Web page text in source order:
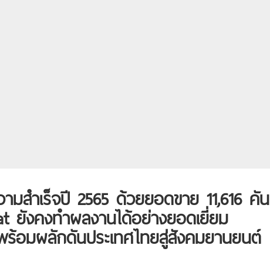
สำเร็จปี 2565 ด้วยยอดขาย 11,616 คัน
ยังคงทำผลงานได้อย่างยอดเยี่ยม
อมผลักดันประเทศไทยสู่สังคมยานยนต์